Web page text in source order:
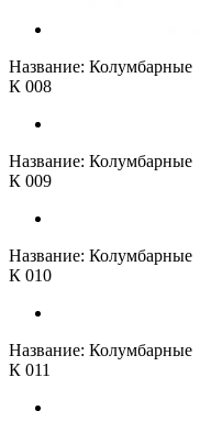
Название: Колумбарные
К 008
Название: Колумбарные
К 009
Название: Колумбарные
К 010
Название: Колумбарные
К 011